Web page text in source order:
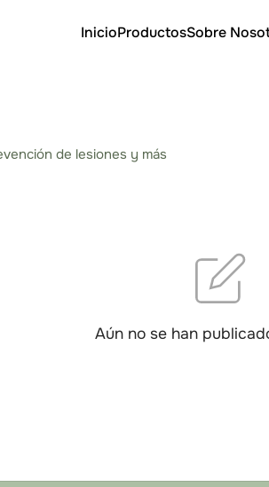
InicioProductosSobre
de lesiones y más
Aún no se han